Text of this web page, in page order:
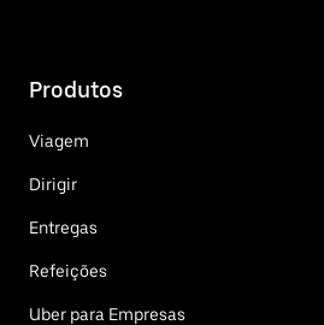
Produtos
Viagem
Dirigir
Entregas
Refeições
Uber para Empresas